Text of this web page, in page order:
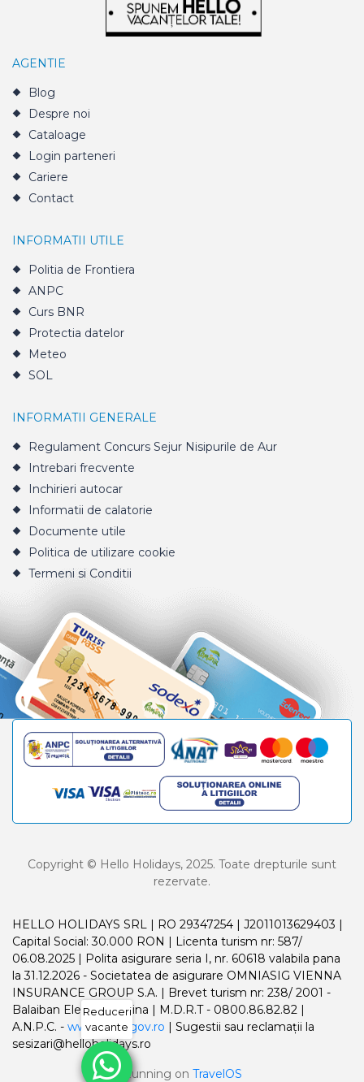
AGENTIE
Blog
Despre noi
Cataloage
Login parteneri
Cariere
Contact
INFORMATII UTILE
Politia de Frontiera
ANPC
Curs BNR
Protectia datelor
Meteo
SOL
INFORMATII GENERALE
Regulament Concurs Sejur Nisipurile de Aur
Intrebari frecvente
Inchirieri autocar
Informatii de calatorie
Documente utile
Politica de utilizare cookie
Termeni si Conditii
Copyright © Hello Holidays, 2025. Toate drepturile sunt
rezervate.
HELLO HOLIDAYS SRL | RO 29347254 | J2011013629403 |
Capital Social: 30.000 RON | Licenta turism nr: 587/
06.08.2025 | Polita asigurare seria I, nr. 60618 valabila pana
la 31.12.2026 - Societatea de asigurare OMNIASIG VIENNA
INSURANCE GROUP S.A. | Brevet turism nr: 238/ 2001 -
Balaiban Elena Madalina | M.D.R.T - 0800.86.82.82 |
A.N.P.C. - www.anpc.gov.ro | Sugestii sau reclamații la
sesizari@helloholidays.ro
Running on TravelOS
Reduceri
vacante